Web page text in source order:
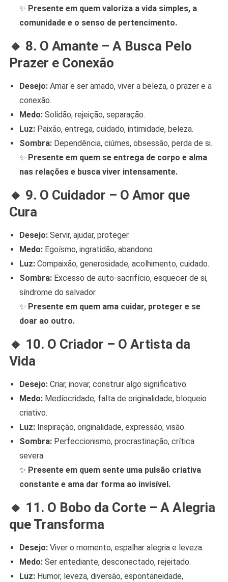
✨ Presente em quem valoriza a vida simples, a
comunidade e o senso de pertencimento.
🔸 8. O Amante – A Busca Pelo
Prazer e Conexão
Desejo:Amar e ser amado, viver a beleza, o prazer e a
conexão.
Medo:Solidão, rejeição, separação.
Luz:Paixão, entrega, cuidado, intimidade, beleza.
Sombra:Dependência, ciúmes, obsessão, perda de si.
✨ Presente em quem se entrega de corpo e alma
nas relações e busca viver intensamente.
🔸 9. O Cuidador – O Amor que
Cura
Desejo:Servir, ajudar, proteger.
Medo:Egoísmo, ingratidão, abandono.
Luz:Compaixão, generosidade, acolhimento, cuidado.
Sombra:Excesso de auto-sacrifício, esquecer de si,
síndrome do salvador.
✨ Presente em quem ama cuidar, proteger e se
doar ao outro.
🔸 10. O Criador – O Artista da
Vida
Desejo:Criar, inovar, construir algo significativo.
Medo:Medíocridade, falta de originalidade, bloqueio
criativo.
Luz:Inspiração, originalidade, expressão, visão.
Sombra:Perfeccionismo, procrastinação, crítica
severa.
✨ Presente em quem sente uma pulsão criativa
constante e ama dar forma ao invisível.
🔸 11. O Bobo da Corte – A Alegria
que Transforma
Desejo:Viver o momento, espalhar alegria e leveza.
Medo:Ser entediante, desconectado, rejeitado.
Luz:Humor, leveza, diversão, espontaneidade,